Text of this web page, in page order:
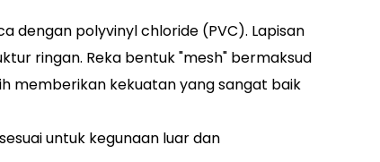
dengan polyvinyl chloride (PVC). Lapisan
ringan. Reka bentuk "mesh" bermaksud
memberikan kekuatan yang sangat baik
untuk kegunaan luar dan